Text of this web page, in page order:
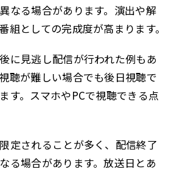
なる場合があります。演出や解
組としての完成度が高まります。
に見逃し配信が行われた例もあ
聴が難しい場合でも後日視聴で
す。スマホやPCで視聴できる点
定されることが多く、配信終了
る場合があります。放送日とあ